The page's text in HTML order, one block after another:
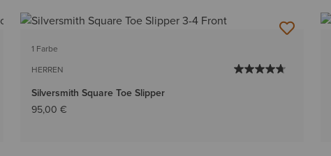
1 Farbe
HERREN
Silversmith Square Toe Slipper
95,00 €